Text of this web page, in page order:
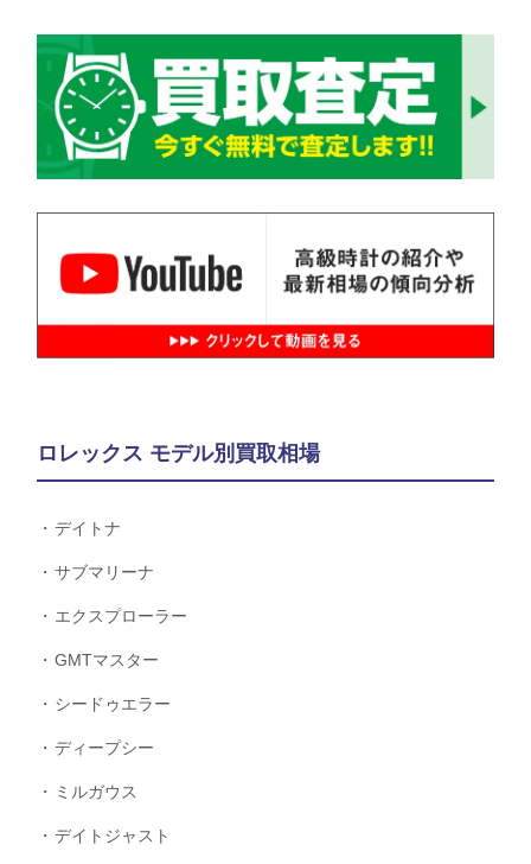
ロレックス モデル別買取相場
デイトナ
サブマリーナ
エクスプローラー
GMTマスター
シードゥエラー
ディープシー
ミルガウス
デイトジャスト